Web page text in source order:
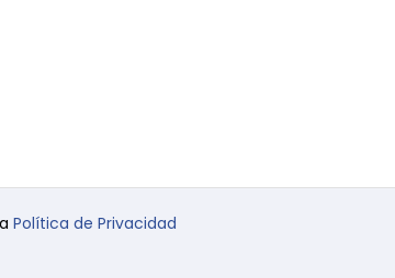
Política de Privacidad